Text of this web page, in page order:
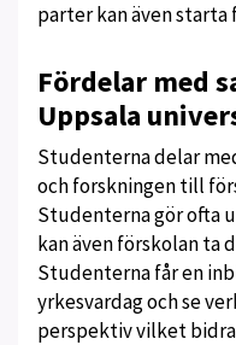
parter kan även
Fördelar med
Uppsala
Studenterna delar
och forskningen till
Studenterna gör ofta
kan även förskolan ta
Studenterna får en
yrkesvardag och se
perspektiv vilket